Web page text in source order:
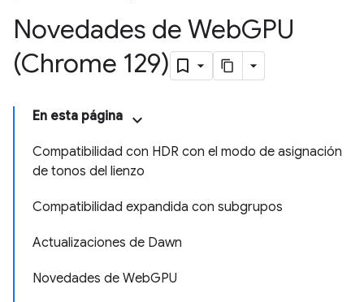
Novedades de WebGPU
(Chrome 129)
En esta página
Compatibilidad con HDR con el modo de asignación
de tonos del lienzo
Compatibilidad expandida con subgrupos
Actualizaciones de Dawn
Novedades de WebGPU